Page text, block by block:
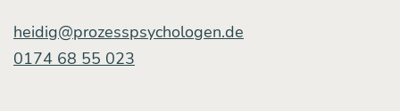
heidig@prozesspsychologen.de
0174 68 55 023